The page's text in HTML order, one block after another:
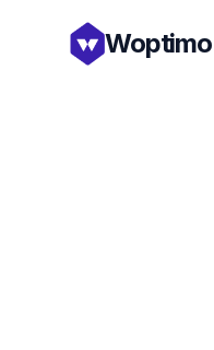
Woptimo